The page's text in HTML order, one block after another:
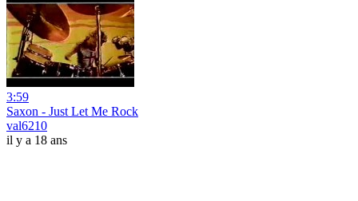
3:59
Saxon - Just Let Me Rock
val6210
il y a 18 ans